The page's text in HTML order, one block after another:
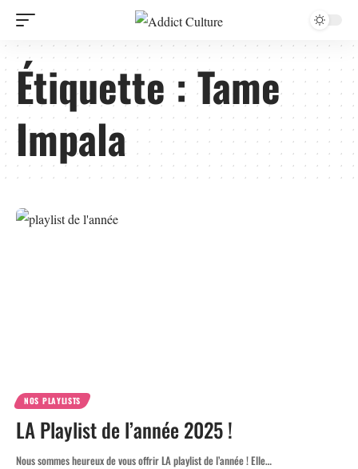
Étiquette :Tame
Impala
NOS PLAYLISTS
LA Playlist de l’année 2025 !
Nous sommes heureux de vous offrir LA playlist de l’année ! Elle…